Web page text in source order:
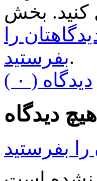
کنید. بخش
را
بفرستید.
( ۰ ) دیدگاه
هیچ دیدگاه
را بفرستید